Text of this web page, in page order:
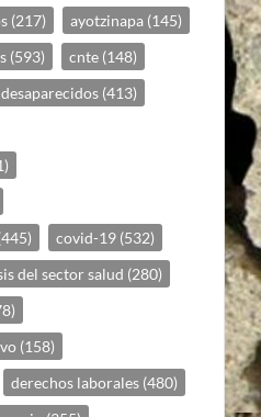
(217) ayotzinapa (145)
(593) cnte (148)
(413)
covid-19 (532)
del sector salud (280)
(158)
derechos laborales (480)